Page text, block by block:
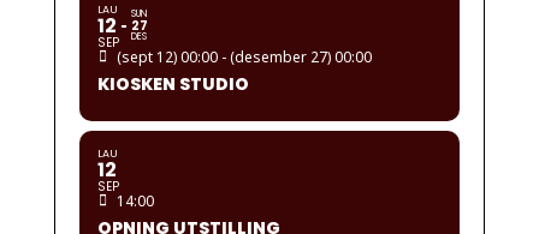
LAU
12
SEP
SUN
27
DES
(sept 12) 00:00 - (desember 27) 00:00
KIOSKEN STUDIO
LAU
12
SEP
14:00
OPNING UTSTILLING